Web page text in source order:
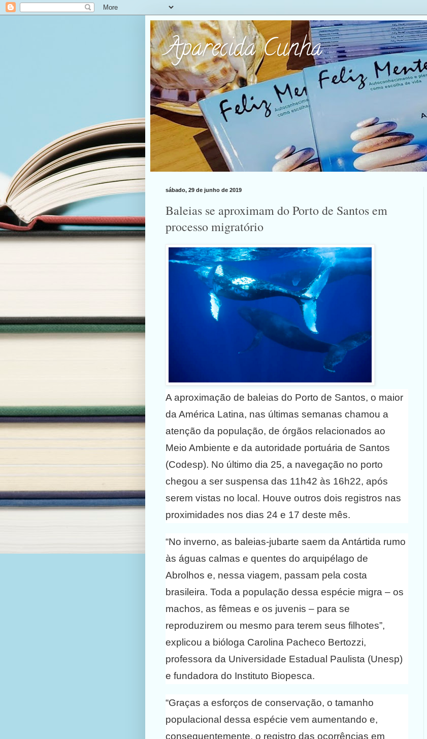
Aparecida Cunha
sábado, 29 de junho de 2019
Baleias se aproximam do Porto de Santos em
processo migratório
A aproximação de baleias do Porto de Santos, o maior
da América Latina, nas últimas semanas chamou a
atenção da população, de órgãos relacionados ao
Meio Ambiente e da autoridade portuária de Santos
(Codesp). No último dia 25, a navegação no porto
chegou a ser suspensa das 11h42 às 16h22, após
serem vistas no local. Houve outros dois registros nas
proximidades nos dias 24 e 17 deste mês.
“No inverno, as baleias-jubarte saem da Antártida rumo
às águas calmas e quentes do arquipélago de
Abrolhos e, nessa viagem, passam pela costa
brasileira. Toda a população dessa espécie migra – os
machos, as fêmeas e os juvenis – para se
reproduzirem ou mesmo para terem seus filhotes”,
explicou a bióloga Carolina Pacheco Bertozzi,
professora da Universidade Estadual Paulista (Unesp)
e fundadora do Instituto Biopesca.
“Graças a esforços de conservação, o tamanho
populacional dessa espécie vem aumentando e,
consequentemente, o registro das ocorrências em